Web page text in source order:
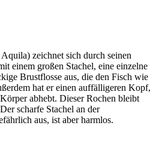
zeichnet sich durch seinen
einem großen Stachel, eine einzelne
Brustflosse aus, die den Fisch wie
hat er einen auffälligeren Kopf,
abhebt. Dieser Rochen bleibt
scharfe Stachel an der
aus, ist aber harmlos.